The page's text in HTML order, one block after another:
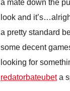
a mate down the
look and
a pretty standard
some decent
looking for
redatorbateubeta